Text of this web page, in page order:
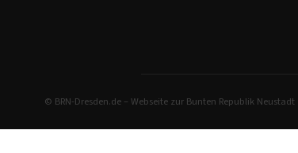
© BRN-Dresden.de – Webseite zur Bunten Republik Neustadt